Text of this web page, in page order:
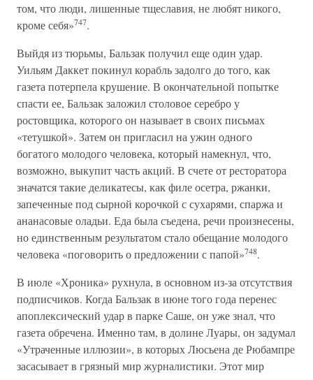
том, что люди, лишенные тщеславия, не любят никого,
кроме себя»747.
Выйдя из тюрьмы, Бальзак получил еще один удар.
Уильям Даккет покинул корабль задолго до того, как
газета потерпела крушение. В окончательной попытке
спасти ее, Бальзак заложил столовое серебро у
ростовщика, которого он называет в своих письмах
«тетушкой». Затем он пригласил на ужин одного
богатого молодого человека, который намекнул, что,
возможно, выкупит часть акций. В счете от ресторатора
значатся такие деликатесы, как филе осетра, ржанки,
запеченные под сырной корочкой с сухарями, спаржа и
ананасовые оладьи. Еда была съедена, речи произнесены,
но единственным результатом стало обещание молодого
человека «поговорить о предложении с папой»748.
В июле «Хроника» рухнула, в основном из-за отсутствия
подписчиков. Когда Бальзак в июне того года перенес
апоплексический удар в парке Саше, он уже знал, что
газета обречена. Именно там, в долине Луары, он задумал
«Утраченные иллюзии», в которых Люсьена де Рюбампре
засасывает в грязный мир журналистики. Этот мир